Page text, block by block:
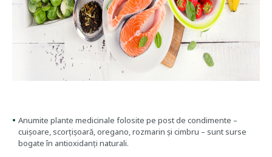
Anumite plante medicinale folosite pe post de condimente –
cuișoare, scorțișoară, oregano, rozmarin și cimbru – sunt surse
bogate în antioxidanți naturali.